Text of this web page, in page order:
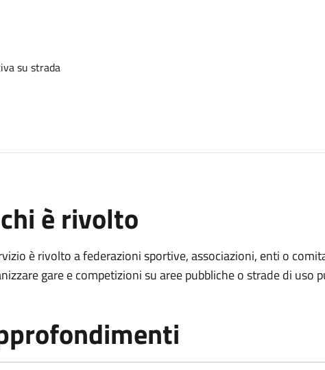
su strada
è rivolto
è rivolto a federazioni sportive, associazioni, enti o
gare e competizioni su aree pubbliche o strade di uso